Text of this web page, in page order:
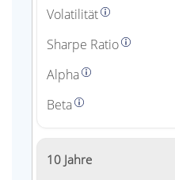
Volatilität
Sharpe Ratio
Alpha
Beta
10 Jahre